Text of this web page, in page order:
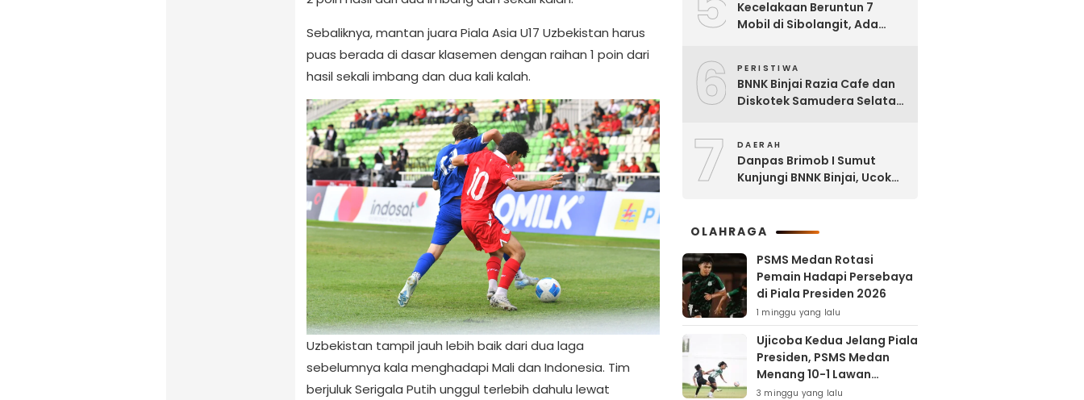
Sebaliknya, mantan juara Piala Asia U17 Uzbekistan harus
puas berada di dasar klasemen dengan raihan 1 poin dari
hasil sekali imbang dan dua kali kalah.
Uzbekistan tampil jauh lebih baik dari dua laga
sebelumnya kala menghadapi Mali dan Indonesia. Tim
berjuluk Serigala Putih unggul terlebih dahulu lewat
Kecelakaan Beruntun 7
Mobil di Sibolangit, Ada
6 PERISTIWA
BNNK Binjai Razia Cafe dan
Diskotek Samudera Selatan,
7 DAERAH
Danpas Brimob I Sumut
Kunjungi BNNK Binjai, Ucok
OLAHRAGA
PSMS Medan Rotasi
Pemain Hadapi Persebaya
di Piala Presiden 2026
1 minggu yang lalu
Ujicoba Kedua Jelang Piala
Presiden, PSMS Medan
Menang 10-1 Lawan
Muspika FC
3 minggu yang lalu